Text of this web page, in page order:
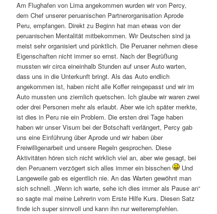
Am Flughafen von Lima angekommen wurden wir von Percy,
dem Chef unserer peruanischen Partnerorganisation Aprode
Peru, empfangen. Direkt zu Beginn hat man etwas von der
peruanischen Mentalität mitbekommen. Wir Deutschen sind ja
meist sehr organisiert und pünktlich. Die Peruaner nehmen diese
Eigenschaften nicht immer so ernst. Nach der Begrüßung
mussten wir circa eineinhalb Stunden auf unser Auto warten,
dass uns in die Unterkunft bringt. Als das Auto endlich
angekommen ist, haben nicht alle Koffer reingepasst und wir im
Auto mussten uns ziemlich quetschen. Ich glaube wir waren zwei
oder drei Personen mehr als erlaubt. Aber wie ich später merkte,
ist dies in Peru nie ein Problem. Die ersten drei Tage haben
haben wir unser Visum bei der Botschaft verlängert, Percy gab
uns eine Einführung über Aprode und wir haben über
Freiwilligenarbeit und unsere Regeln gesprochen. Diese
Aktivitäten hören sich nicht wirklich viel an, aber wie gesagt, bei
den Peruanern verzögert sich alles immer ein bisschen
Und
Langeweile gab es eigentlich nie. An das Warten gewöhnt man
sich schnell. „Wenn ich warte, sehe ich dies immer als Pause an“
so sagte mal meine Lehrerin vom Erste Hilfe Kurs. Diesen Satz
finde ich super sinnvoll und kann ihn nur weiterempfehlen.